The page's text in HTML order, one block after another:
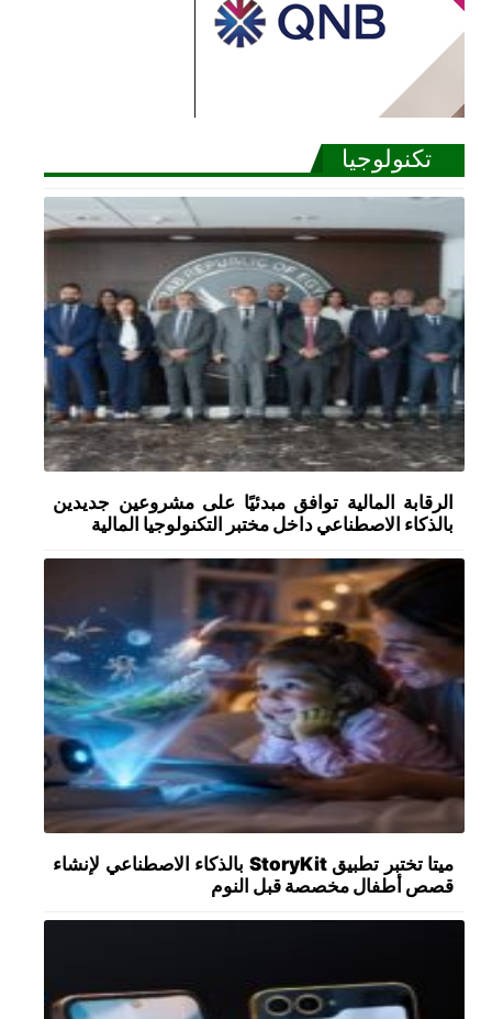
تكنولوجيا
الرقابة المالية توافق مبدئيًا على مشروعين جديدين
بالذكاء الاصطناعي داخل مختبر التكنولوجيا المالية
ميتا تختبر تطبيق StoryKit بالذكاء الاصطناعي لإنشاء
قصص أطفال مخصصة قبل النوم